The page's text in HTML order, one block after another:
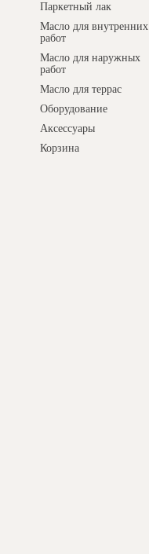
Паркетный лак
Масло для внутренних
работ
Масло для наружных
работ
Масло для террас
Оборудование
Аксессуары
Корзина